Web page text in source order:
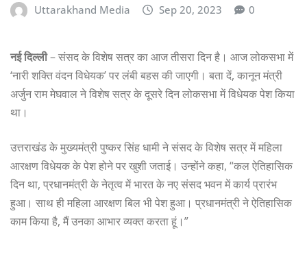
Uttarakhand Media Sep 20, 2023 0
नई दिल्ली– संसद के विशेष सत्र का आज तीसरा दिन है। आज लोकसभा में
‘नारी शक्ति वंदन विधेयक’ पर लंबी बहस की जाएगी। बता दें, कानून मंत्री
अर्जुन राम मेघवाल ने विशेष सत्र के दूसरे दिन लोकसभा में विधेयक पेश किया
था।
उत्तराखंड के मुख्यमंत्री पुष्कर सिंह धामी ने संसद के विशेष सत्र में महिला
आरक्षण विधेयक के पेश होने पर खुशी जताई। उन्होंने कहा, “कल ऐतिहासिक
दिन था, प्रधानमंत्री के नेतृत्व में भारत के नए संसद भवन में कार्य प्रारंभ
हुआ। साथ ही महिला आरक्षण बिल भी पेश हुआ। प्रधानमंत्री ने ऐतिहासिक
काम किया है, मैं उनका आभार व्यक्त करता हूं।”